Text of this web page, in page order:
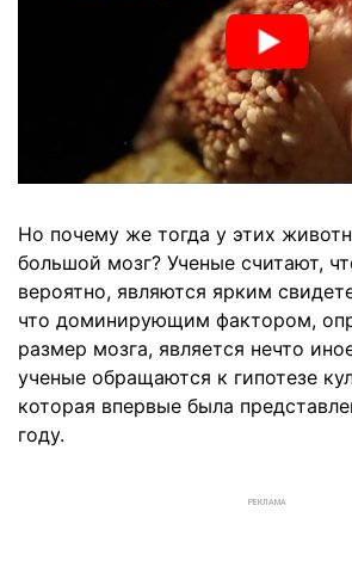
Но почему же тогда у этих
большой мозг? Ученые считают,
вероятно, являются ярким
что доминирующим фактором,
размер мозга, является нечто
ученые обращаются к гипотезе
которая впервые была
году.
РЕКЛАМА